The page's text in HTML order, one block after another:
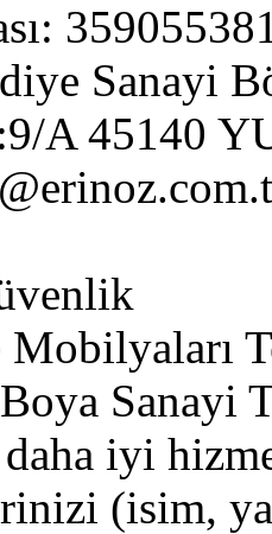
Sanayi
A 45140
Mobilyaları
Sanayi
iyi
(isim,